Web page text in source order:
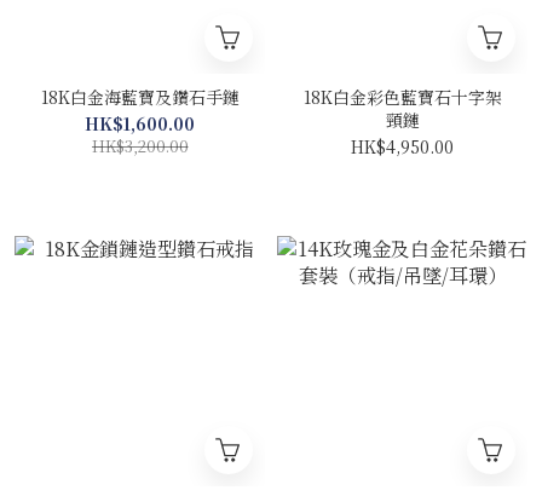
18K白金海藍寶及鑽石手鏈
HK$1,600.00
HK$3,200.00
18K白金彩色藍寶石十字架
頸鏈
HK$4,950.00